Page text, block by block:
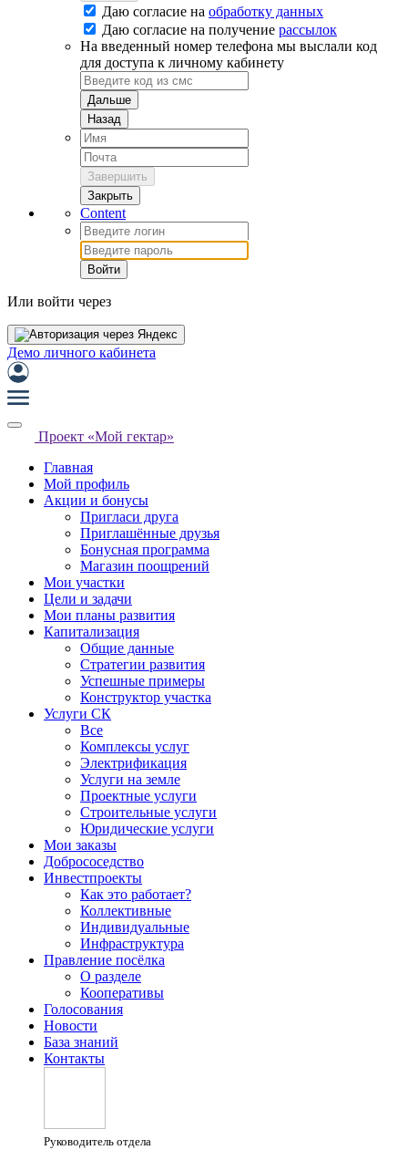
Даю согласие на обработку данных
Даю согласие на получение рассылок
На введенный номер телефона мы выслали код
для доступа к личному кабинету
Дальше
Назад
Завершить
Закрыть
Content
Войти
Или войти через
Демо личного кабинета
Проект «Мой гектар»
Главная
Мой профиль
Акции и бонусы
Пригласи друга
Приглашённые друзья
Бонусная программа
Магазин поощрений
Мои участки
Цели и задачи
Мои планы развития
Капитализация
Общие данные
Стратегии развития
Успешные примеры
Конструктор участка
Услуги СК
Все
Комплексы услуг
Электрификация
Услуги на земле
Проектные услуги
Строительные услуги
Юридические услуги
Мои заказы
Добрососедство
Инвестпроекты
Как это работает?
Коллективные
Индивидуальные
Инфраструктура
Правление посёлка
О разделе
Кооперативы
Голосования
Новости
База знаний
Контакты
Руководитель отдела